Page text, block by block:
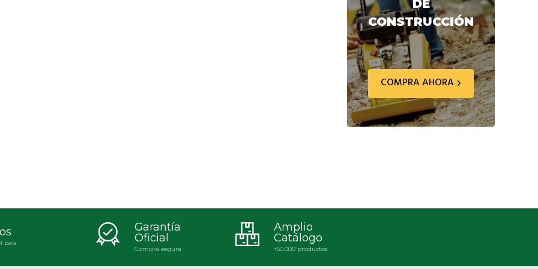
DE
CONSTRUCCIÓN
COMPRA AHORA
país
Garantía
Oficial
Compra segura
Amplio
Catálogo
+50.000 productos